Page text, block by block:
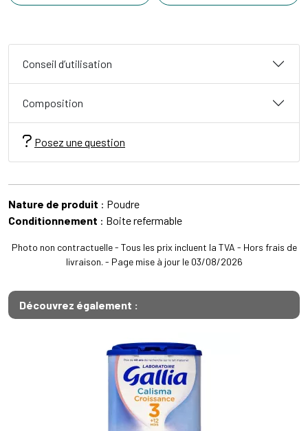
Conseil d’utilisation
Composition
Posez une question
Nature de produit : Poudre
Conditionnement : Boite refermable
Photo non contractuelle - Tous les prix incluent la TVA - Hors frais de
livraison. - Page mise à jour le 03/08/2026
Découvrez également :